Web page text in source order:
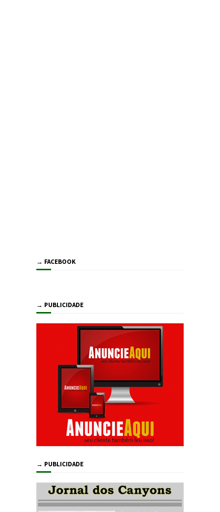
→ FACEBOOK
→ PUBLICIDADE
→ PUBLICIDADE